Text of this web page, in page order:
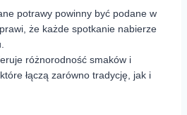
potrawy powinny być podane w
że każde spotkanie nabierze
różnorodność smaków i
łączą zarówno tradycję, jak i